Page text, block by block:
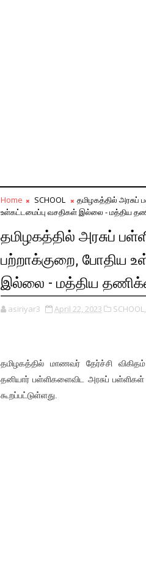
Home SCHOOL
தமிழகத்தில் அரசுப்
உள்கட்டமைப்பு வசதிகள் இல்லை - மத்திய
தமிழகத்தில் அரசுப்
பற்றாக்குறை, போதிய
இல்லை - மத்திய
asiriyar3 April 22, 2023 SCHOOL,
தமிழகத்தில் மாணவர் தேர்ச்சி
தனியார் பள்ளிகளைவிட அரசுப் பள்ளிகள்
கூறப்பட்டுள்ளது.